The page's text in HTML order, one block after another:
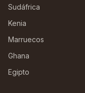
Sudáfrica
Kenia
Marruecos
Ghana
Egipto